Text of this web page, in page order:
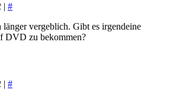
| #
länger vergeblich. Gibt es irgendeine
DVD zu bekommen?
| #